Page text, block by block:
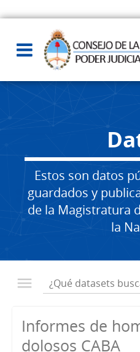
Estos son datos
guardados y
de la Magistratura
la
Informes de
dolosos CABA